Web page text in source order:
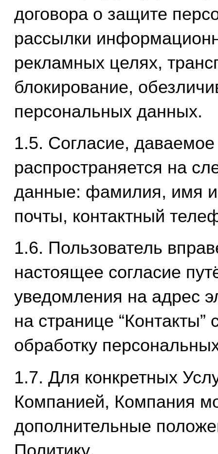
договора о защите
рассылки
рекламных целях,
блокирование,
персональных данных.
1.5. Согласие,
распространяется на
данные: фамилия, имя и
почты, контактный
1.6. Пользователь
настоящее согласие
уведомления на адрес
на странице “Контакты”
обработку
1.7. Для конкретных
Компанией, Компания
дополнительные